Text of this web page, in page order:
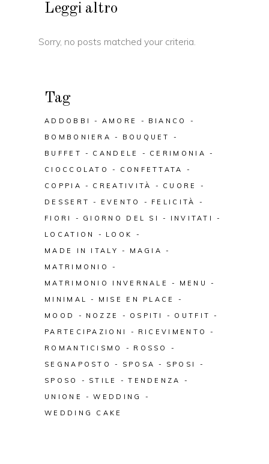
Leggi altro
Sorry, no posts matched your criteria.
Tag
ADDOBBI AMORE
BIANCO
BOMBONIERA
BOUQUET
BUFFET
CANDELE
CERIMONIA
CIOCCOLATO
CONFETTATA
COPPIA
CREATIVITÀ
CUORE
DESSERT
EVENTO
FELICITÀ
FIORI
GIORNO DEL SI
INVITATI
LOCATION
LOOK
MADE IN ITALY
MAGIA
MATRIMONIO
MATRIMONIO INVERNALE
MENU
MINIMAL
MISE EN PLACE
MOOD
NOZZE OSPITI
OUTFIT
PARTECIPAZIONI
RICEVIMENTO
ROMANTICISMO
ROSSO
SEGNAPOSTO
SPOSA
SPOSI
SPOSO
STILE
TENDENZA
UNIONE
WEDDING
WEDDING CAKE